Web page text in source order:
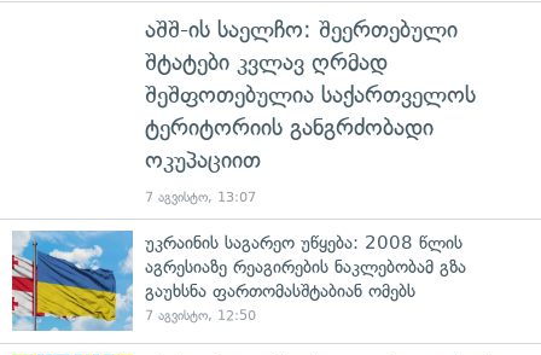
აშშ-ის საელჩო: შეერთებული
შტატები კვლავ ღრმად
შეშფოთებულია საქართველოს
ტერიტორიის განგრძობადი
ოკუპაციით
7 აგვისტო, 13:07
უკრაინის საგარეო უწყება: 2008 წლის
აგრესიაზე რეაგირების ნაკლებობამ გზა
გაუხსნა ფართომასშტაბიან ომებს
7 აგვისტო, 12:50